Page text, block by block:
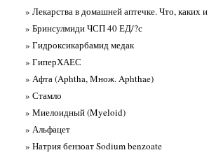
» Лекарства в домашней аптечке. Что, каких и
» Бринсулмиди ЧСП 40 ЕД/?с
» Гидроксикарбамид медак
» ГиперХАЕС
» Афта (Aphtha, Множ. Aphthae)
» Стамло
» Миелоидный (Myeloid)
» Альфацет
» Натрия бензоат Sodium benzoate